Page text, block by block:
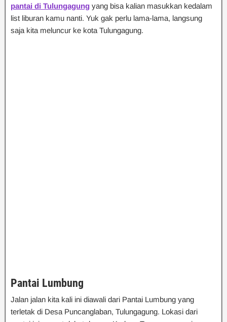
pantai di Tulungagung yang bisa kalian masukkan kedalam
list liburan kamu nanti. Yuk gak perlu lama-lama, langsung
saja kita meluncur ke kota Tulungagung.
Pantai Lumbung
Jalan jalan kita kali ini diawali dari Pantai Lumbung yang
terletak di Desa Puncanglaban, Tulungagung. Lokasi dari